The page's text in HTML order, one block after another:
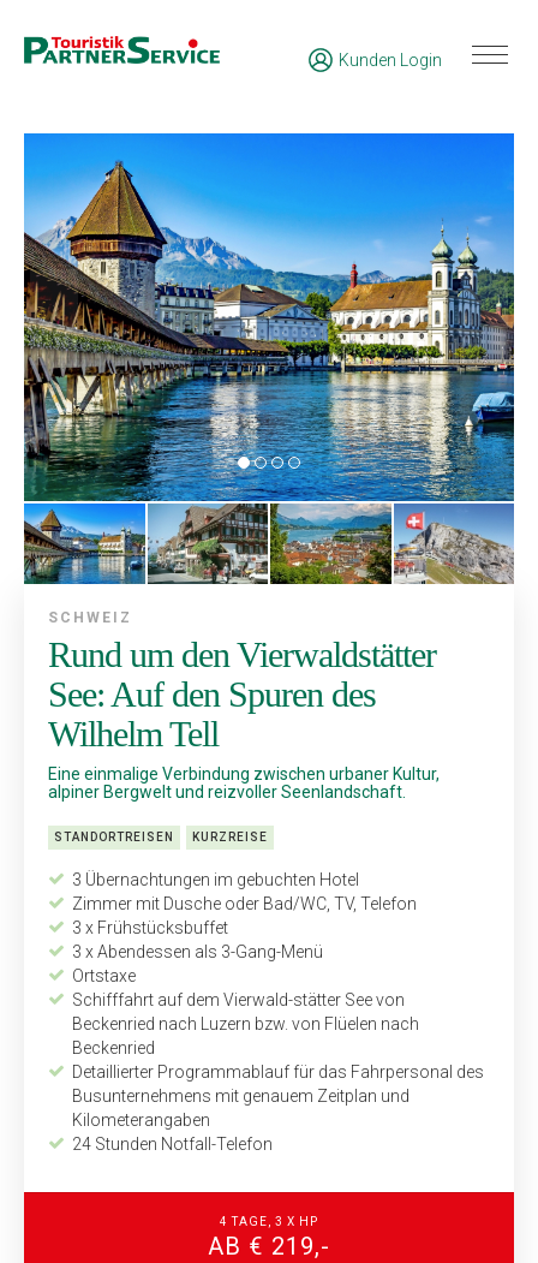
Kunden Login
SCHWEIZ
Rund um den Vierwaldstätter
See: Auf den Spuren des
Wilhelm Tell
Eine einmalige Verbindung zwischen urbaner Kultur,
alpiner Bergwelt und reizvoller Seenlandschaft.
STANDORTREISEN KURZREISE
3 Übernachtungen im gebuchten Hotel
Zimmer mit Dusche oder Bad/WC, TV, Telefon
3 x Frühstücksbuffet
3 x Abendessen als 3-Gang-Menü
Ortstaxe
Schifffahrt auf dem Vierwald-stätter See von
Beckenried nach Luzern bzw. von Flüelen nach
Beckenried
Detaillierter Programmablauf für das Fahrpersonal des
Busunternehmens mit genauem Zeitplan und
Kilometerangaben
24 Stunden Notfall-Telefon
4 TAGE, 3 X HP
AB € 219,-